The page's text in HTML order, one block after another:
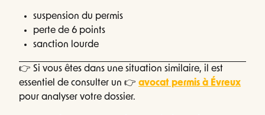
suspension du permis
perte de 6 points
sanction lourde
👉 Si vous êtes dans une situation similaire, il est
essentiel de consulter un 👉 avocat permis à Évreux
pour analyser votre dossier.